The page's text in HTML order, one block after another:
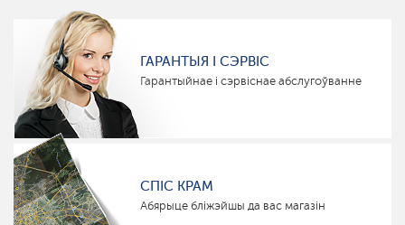
ГАРАНТЫЯ І СЭРВІС
Гарантыйнае і сэрвіснае абслугоўванне
СПІС КРАМ
Абярыце бліжэйшы да вас магазін